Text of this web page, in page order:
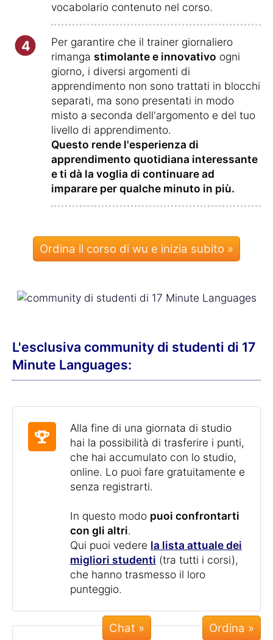
vocabolario contenuto nel corso.
4
Per garantire che il trainer giornaliero
rimanga stimolante e innovativo ogni
giorno, i diversi argomenti di
apprendimento non sono trattati in blocchi
separati, ma sono presentati in modo
misto a seconda dell'argomento e del tuo
livello di apprendimento.
Questo rende l'esperienza di
apprendimento quotidiana interessante
e ti dà la voglia di continuare ad
imparare per qualche minuto in più.
Ordina il corso di wu e inizia subito »
L'esclusiva community di studenti di 17
Minute Languages:
Alla fine di una giornata di studio
hai la possibilità di trasferire i punti,
che hai accumulato con lo studio,
online. Lo puoi fare gratuitamente e
senza registrarti.
In questo modo puoi confrontarti
con gli altri.
Qui puoi vedere la lista attuale dei
migliori studenti (tra tutti i corsi),
che hanno trasmesso il loro
punteggio.
Chat »